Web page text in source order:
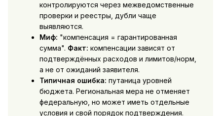
контролируются через межведомственные
проверки и реестры, дубли чаще
выявляются.
Миф: "компенсация = гарантированная
сумма". Факт: компенсации зависят от
подтверждённых расходов и лимитов/норм,
а не от ожиданий заявителя.
Типичная ошибка: путаница уровней
бюджета. Региональная мера не отменяет
федеральную, но может иметь отдельные
условия и свой порядок подтверждения.